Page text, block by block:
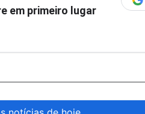
em primeiro lugar